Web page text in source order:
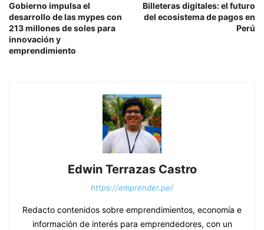
Gobierno impulsa el
desarrollo de las mypes con
213 millones de soles para
innovación y
emprendimiento
Billeteras digitales: el futuro
del ecosistema de pagos en
Perú
Edwin Terrazas Castro
https://emprender.pe/
Redacto contenidos sobre emprendimientos, economía e
información de interés para emprendedores, con un